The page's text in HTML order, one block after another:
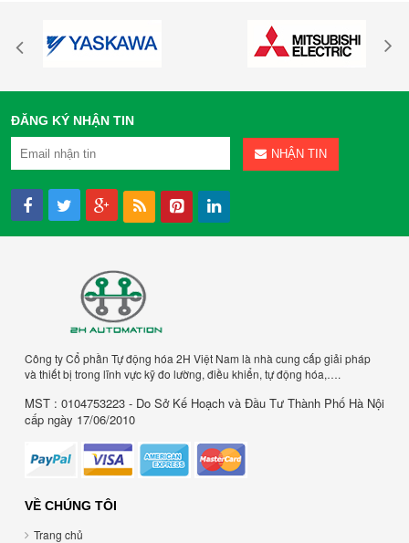
ĐĂNG KÝ NHẬN TIN
NHẬN TIN
Công ty Cổ phần Tự động hóa 2H Việt Nam là nhà cung cấp giải pháp
và thiết bị trong lĩnh vực kỹ đo lường, điều khiển, tự động hóa,….
MST : 0104753223 - Do Sở Kế Hoạch và Đầu Tư Thành Phố Hà Nội
cấp ngày 17/06/2010
VỀ CHÚNG TÔI
Trang chủ